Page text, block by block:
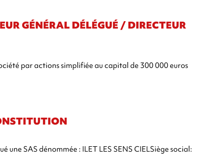
GÉNÉRAL DÉLÉGUÉ / DIRECTEUR
par actions simplifiée au capital de 300 000 euros
une SAS dénommée : ILET LES SENS CIELSiège social: